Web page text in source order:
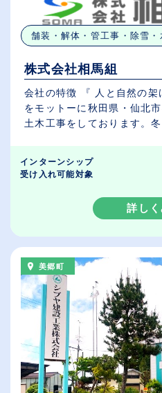
舗装・解体・管工事・除雪・
株式会社相馬組
会社の特徴 『 人と自然の架
をモットーに秋田県・仙北
土木工事をしております。
インターンシップ
受け入れ可能対象
詳しく
美郷町